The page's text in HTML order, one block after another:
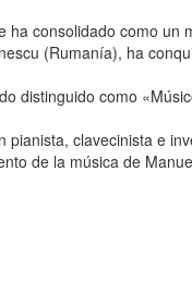
ha consolidado como
(Rumanía), ha
distinguido como
clavecinista e
de la música de